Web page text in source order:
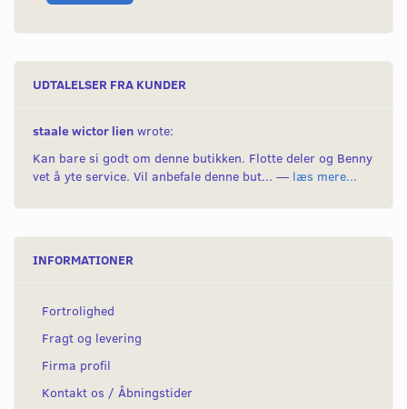
UDTALELSER FRA KUNDER
staale wictor lien wrote:
Kan bare si godt om denne butikken. Flotte deler og Benny
vet å yte service. Vil anbefale denne but... — læs mere...
INFORMATIONER
Fortrolighed
Fragt og levering
Firma profil
Kontakt os / Åbningstider